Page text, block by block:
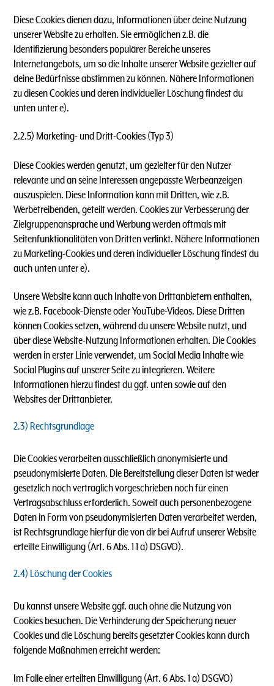
Diese Cookies dienen dazu, Informationen über deine Nutzung
unserer Website zu erhalten. Sie ermöglichen z.B. die
Identifizierung besonders populärer Bereiche unseres
Internetangebots, um so die Inhalte unserer Website gezielter auf
deine Bedürfnisse abstimmen zu können. Nähere Informationen
zu diesen Cookies und deren individueller Löschung findest du
unten unter e).
2.2.5) Marketing- und Dritt-Cookies (Typ 3)
Diese Cookies werden genutzt, um gezielter für den Nutzer
relevante und an seine Interessen angepasste Werbeanzeigen
auszuspielen. Diese Information kann mit Dritten, wie z.B.
Werbetreibenden, geteilt werden. Cookies zur Verbesserung der
Zielgruppenansprache und Werbung werden oftmals mit
Seitenfunktionalitäten von Dritten verlinkt. Nähere Informationen
zu Marketing-Cookies und deren individueller Löschung findest du
auch unten unter e).
Unsere Website kann auch Inhalte von Drittanbietern enthalten,
wie z.B. Facebook-Dienste oder YouTube-Videos. Diese Dritten
können Cookies setzen, während du unsere Website nutzt, und
über diese Website-Nutzung Informationen erhalten. Die Cookies
werden in erster Linie verwendet, um Social Media Inhalte wie
Social Plugins auf unserer Seite zu integrieren. Weitere
Informationen hierzu findest du ggf. unten sowie auf den
Websites der Drittanbieter.
2.3) Rechtsgrundlage
Die Cookies verarbeiten ausschließlich anonymisierte und
pseudonymisierte Daten. Die Bereitstellung dieser Daten ist weder
gesetzlich noch vertraglich vorgeschrieben noch für einen
Vertragsabschluss erforderlich. Soweit auch personenbezogene
Daten in Form von pseudonymisierten Daten verarbeitet werden,
ist Rechtsgrundlage hierfür die von dir bei Aufruf unserer Website
erteilte Einwilligung (Art. 6 Abs. 1 1 a) DSGVO).
2.4) Löschung der Cookies
Du kannst unsere Website ggf. auch ohne die Nutzung von
Cookies besuchen. Die Verhinderung der Speicherung neuer
Cookies und die Löschung bereits gesetzter Cookies kann durch
folgende Maßnahmen erreicht werden:
Im Falle einer erteilten Einwilligung (Art. 6 Abs. 1 a) DSGVO)